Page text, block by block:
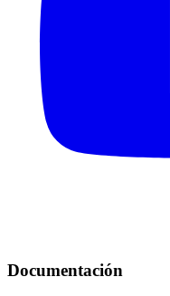
Documentación